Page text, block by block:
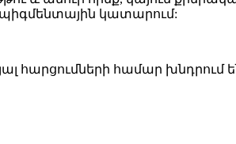
պիգմենտային կատարում:
հարցումների համար խնդրում